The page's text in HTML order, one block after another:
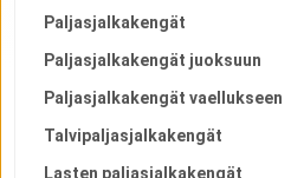
Paljasjalkakengät
Paljasjalkakengät juoksuun
Paljasjalkakengät vaellukseen
Talvipaljasjalkakengät
Lasten paljasjalkakengät